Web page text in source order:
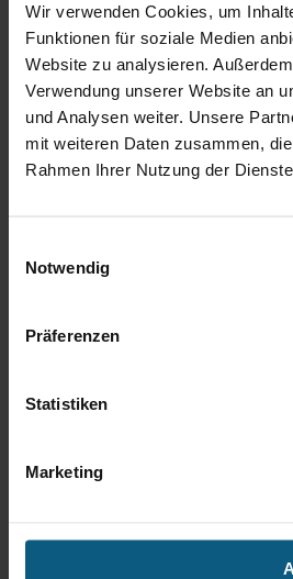
Wir verwenden Cookies, um
Funktionen für soziale Medien
Website zu analysieren.
Verwendung unserer Website an
und Analysen weiter. Unsere
mit weiteren Daten zusammen,
Rahmen Ihrer Nutzung der
Notwendig
Präferenzen
Statistiken
Marketing
Mehmet Inci
Verkaufsberater Gebrauchtwagen
Tel.: 06432 9191-12